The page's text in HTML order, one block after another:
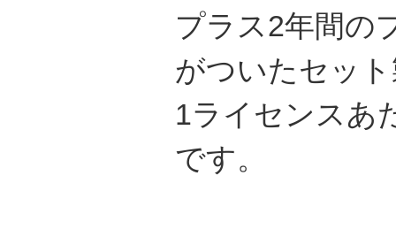
プラス2年間の
がついたセッ
1ライセンスあ
です。